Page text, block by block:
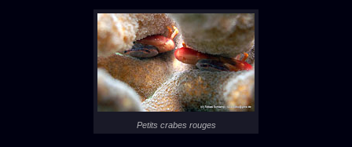
Petits crabes rouges